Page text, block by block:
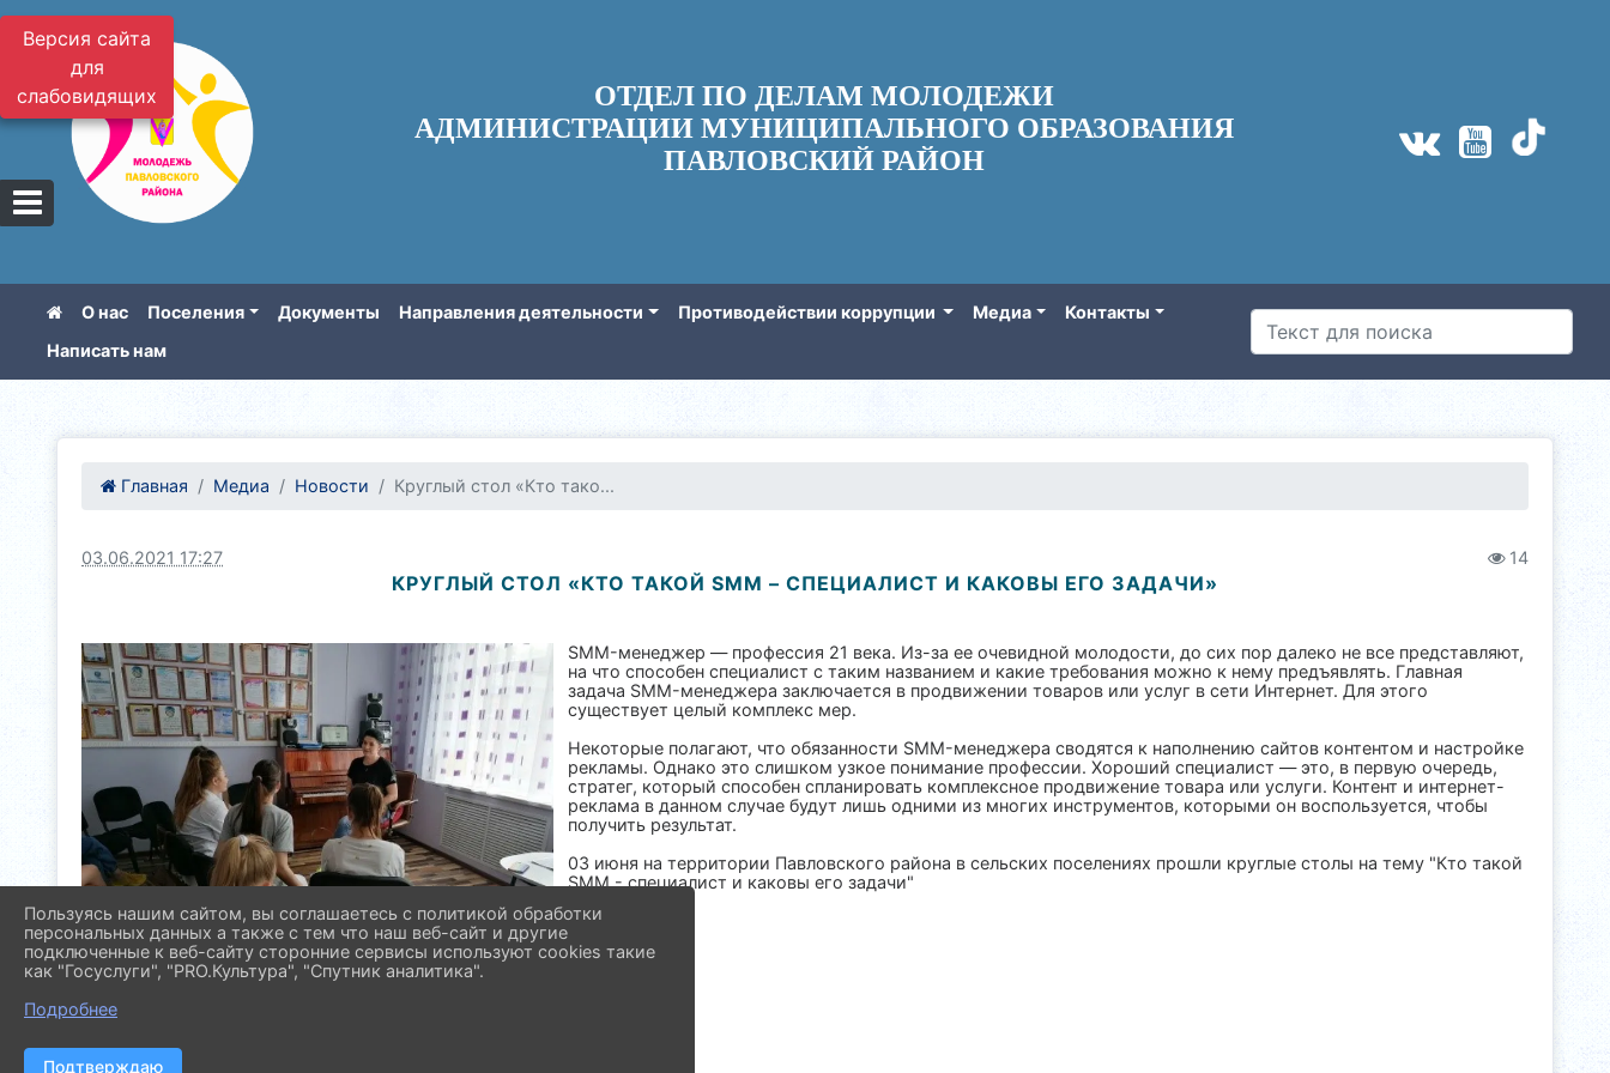
Версия сайта
для
слабовидящих
ОТДЕЛ ПО ДЕЛАМ МОЛОДЕЖИ
АДМИНИСТРАЦИИ МУНИЦИПАЛЬНОГО ОБРАЗОВАНИЯ
ПАВЛОВСКИЙ РАЙОН
О нас Поселения Документы Направления деятельности Противодействии коррупции Медиа
Контакты
Написать нам
Главная Медиа Новости Круглый стол «Кто тако...
03.06.2021 17:27 14
КРУГЛЫЙ СТОЛ «КТО ТАКОЙ SMM – СПЕЦИАЛИСТ И КАКОВЫ ЕГО ЗАДАЧИ»
SMM-менеджер — профессия 21 века. Из-за ее очевидной молодости, до сих пор далеко не все представляют,
на что способен специалист с таким названием и какие требования можно к нему предъявлять. Главная
задача SMM-менеджера заключается в продвижении товаров или услуг в сети Интернет. Для этого
существует целый комплекс мер.
Некоторые полагают, что обязанности SMM-менеджера сводятся к наполнению сайтов контентом и настройке
рекламы. Однако это слишком узкое понимание профессии. Хороший специалист — это, в первую очередь,
стратег, который способен спланировать комплексное продвижение товара или услуги. Контент и интернет-
реклама в данном случае будут лишь одними из многих инструментов, которыми он воспользуется, чтобы
получить результат.
03 июня на территории Павловского района в сельских поселениях прошли круглые столы на тему "Кто такой
SMM - специалист и каковы его задачи"
Пользуясь нашим сайтом, вы соглашаетесь с политикой обработки
персональных данных а также с тем что наш веб-сайт и другие
подключенные к веб-сайту сторонние сервисы используют cookies такие
как "Госуслуги", "PRO.Культура", "Спутник аналитика".
Подробнее
Подтверждаю